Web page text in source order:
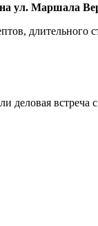
на ул. Маршала
встреча